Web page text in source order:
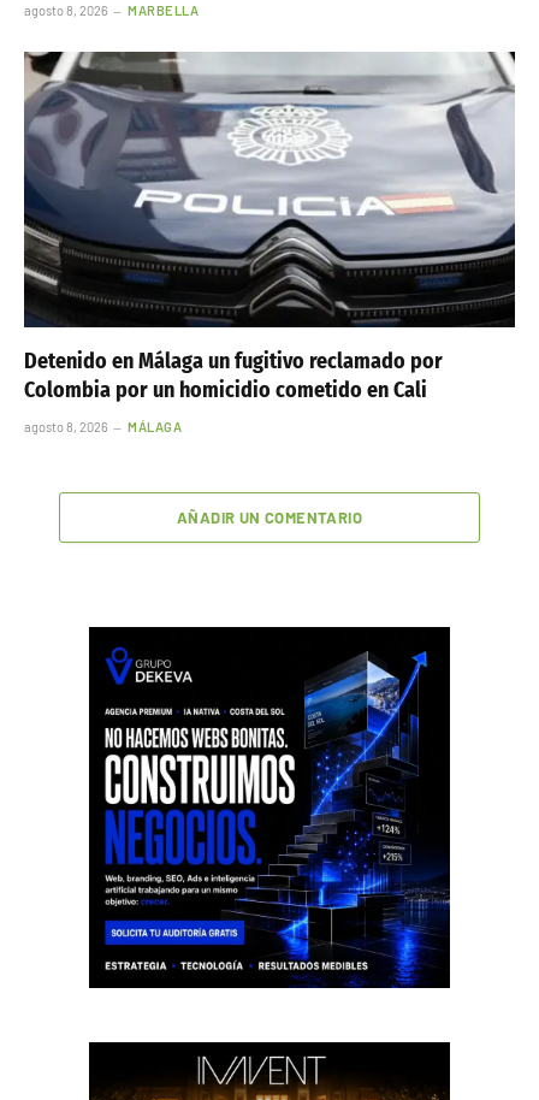
agosto 8, 2026 MARBELLA
Detenido en Málaga un fugitivo reclamado por
Colombia por un homicidio cometido en Cali
agosto 8, 2026 MÁLAGA
AÑADIR UN COMENTARIO